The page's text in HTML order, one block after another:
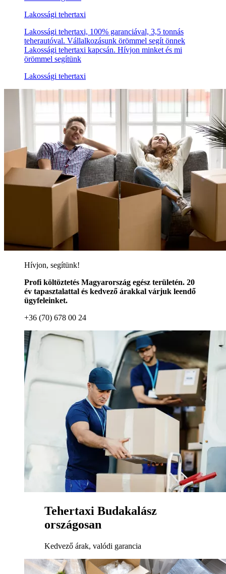
Lakossági tehertaxi
Lakossági tehertaxi, 100% garanciával, 3,5 tonnás
teherautóval. Vállalkozásunk örömmel segít önnek
Lakossági tehertaxi kapcsán. Hívjon minket és mi
örömmel segítünk
Lakossági tehertaxi
Hívjon, segítünk!
Profi költöztetés Magyarország egész területén. 20
év tapasztalattal és kedvező árakkal várjuk leendő
ügyfeleinket.
+36 (70) 678 00 24
Tehertaxi Budakalász
országosan
Kedvező árak, valódi garancia